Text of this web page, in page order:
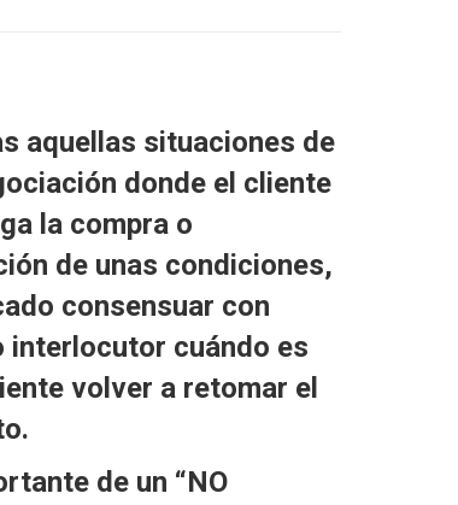
aquellas situaciones de
donde el cliente
la compra o
de unas condiciones,
consensuar con
interlocutor cuándo es
volver a retomar el
de un “NO